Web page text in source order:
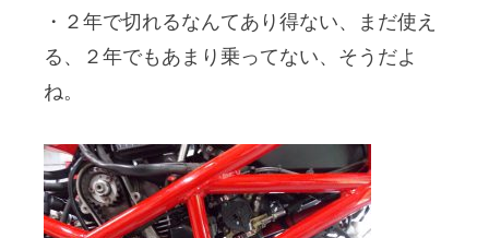
・２年で切れるなんてあり得ない、まだ使え
る、２年でもあまり乗ってない、そうだよ
ね。